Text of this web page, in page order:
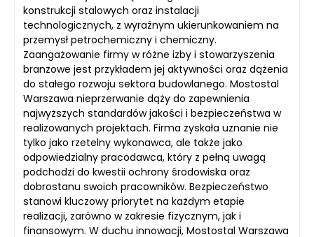
konstrukcji stalowych oraz instalacji
technologicznych, z wyraźnym ukierunkowaniem na
przemysł petrochemiczny i chemiczny.
Zaangażowanie firmy w różne izby i stowarzyszenia
branżowe jest przykładem jej aktywności oraz dążenia
do stałego rozwoju sektora budowlanego. Mostostal
Warszawa nieprzerwanie dąży do zapewnienia
najwyższych standardów jakości i bezpieczeństwa w
realizowanych projektach. Firma zyskała uznanie nie
tylko jako rzetelny wykonawca, ale także jako
odpowiedzialny pracodawca, który z pełną uwagą
podchodzi do kwestii ochrony środowiska oraz
dobrostanu swoich pracowników. Bezpieczeństwo
stanowi kluczowy priorytet na każdym etapie
realizacji, zarówno w zakresie fizycznym, jak i
finansowym. W duchu innowacji, Mostostal Warszawa